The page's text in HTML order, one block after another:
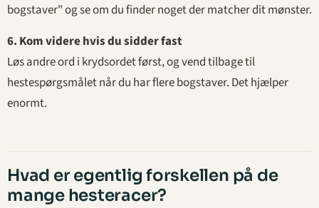
bogstaver" og se om du finder noget der matcher dit mønster.
6. Kom videre hvis du sidder fast
Løs andre ord i krydsordet først, og vend tilbage til
hestespørgsmålet når du har flere bogstaver. Det hjælper
enormt.
Hvad er egentlig forskellen på de
mange hesteracer?